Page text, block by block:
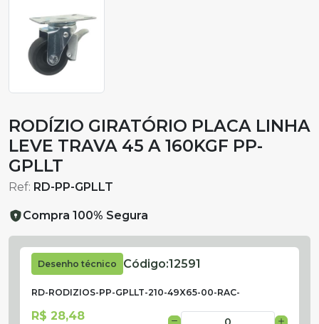
RODÍZIO GIRATÓRIO PLACA LINHA
LEVE TRAVA 45 A 160KGF PP-
GPLLT
Ref: RD-PP-GPLLT
Compra 100% Segura
Desenho técnico Código:12591
RD-RODIZIOS-PP-GPLLT-210-49X65-00-RAC-
R$ 28,48